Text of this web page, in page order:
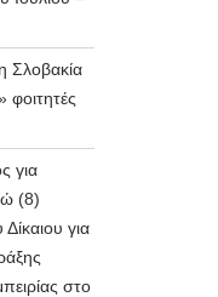
Σλοβακία
φοιτητές
για
(8)
για
στο